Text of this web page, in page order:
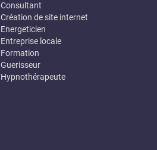
Consultant
Création de site internet
Energeticien
Entreprise locale
Formation
Guerisseur
Hypnothérapeute